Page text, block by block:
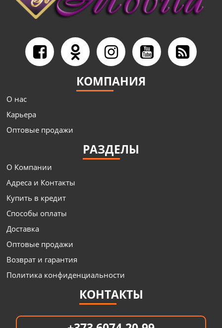
КОМПАНИЯ
О нас
Карьера
Оптовые продажи
РАЗДЕЛЫ
О Компании
Адреса и Контакты
Купить в кредит
Способы оплаты
Доставка
Оптовые продажи
Возврат и гарантия
Политика конфиденциальности
КОНТАКТЫ